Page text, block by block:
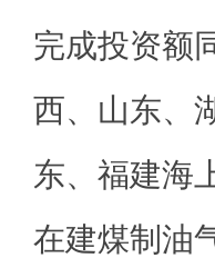
完成投资额
西、山东、
东、福建海
在建煤制油